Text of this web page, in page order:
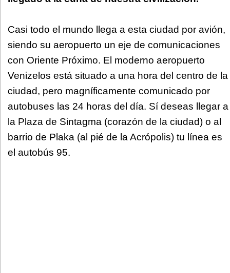
Casi todo el mundo llega a esta ciudad por avión,
siendo su aeropuerto un eje de comunicaciones
con Oriente Próximo. El moderno aeropuerto
Venizelos está situado a una hora del centro de la
ciudad, pero magníficamente comunicado por
autobuses las 24 horas del día. Sí deseas llegar a
la Plaza de Sintagma (corazón de la ciudad) o al
barrio de Plaka (al pié de la Acrópolis) tu línea es
el autobús 95.